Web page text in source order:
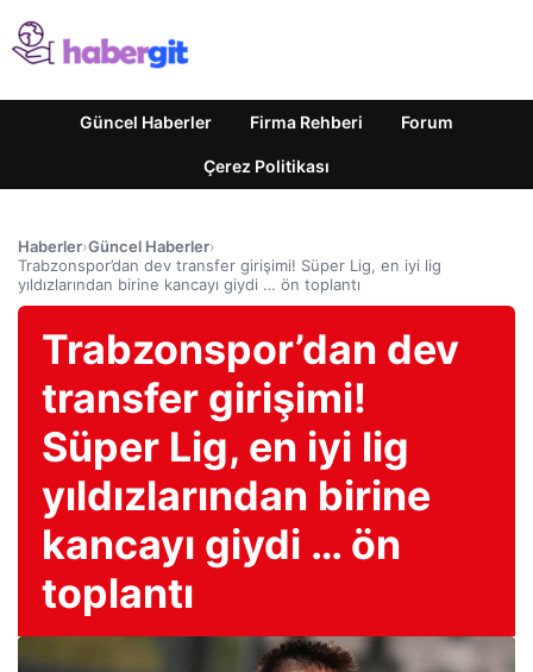
Güncel Haberler Firma Rehberi Forum
Çerez Politikası
Haberler›Güncel Haberler›
Trabzonspor’dan dev transfer girişimi! Süper Lig, en iyi lig
yıldızlarından birine kancayı giydi … ön toplantı
Trabzonspor’dan dev
transfer girişimi!
Süper Lig, en iyi lig
yıldızlarından birine
kancayı giydi … ön
toplantı